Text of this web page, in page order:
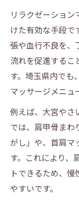
リラクゼーショ
けた有効な手段で
張や血行不良を、
流れを促進するこ
す。埼玉県内でも
マッサージメニュ
例えば、大宮やさ
では、肩甲骨まわ
がし」や、首肩マ
す。これにより、
トできるため、
やすいです。